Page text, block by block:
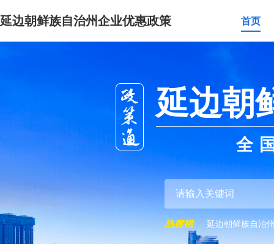
延边朝鲜族自治州企业优惠政策 首页
延边朝
全
延边朝鲜族自治